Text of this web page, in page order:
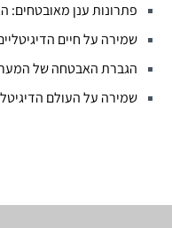
פתרונות ענן מאובטחים:
שמירה על חיים הדיגיטליים
הגברת האבטחה של
שמירה על העולם